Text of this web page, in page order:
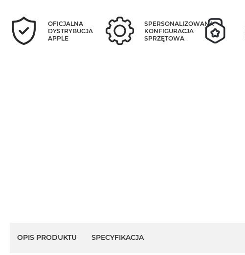
OFICJALNA
DYSTRYBUCJA
APPLE
SPERSONALIZOWANA
KONFIGURACJA
SPRZĘTOWA
OPIS PRODUKTU SPECYFIKACJA